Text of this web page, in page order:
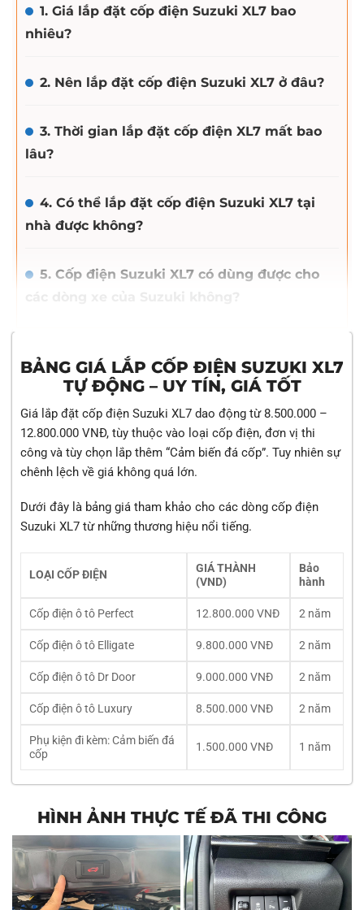
1. Giá lắp đặt cốp điện Suzuki XL7 bao
nhiêu?
2. Nên lắp đặt cốp điện Suzuki XL7 ở đâu?
3. Thời gian lắp đặt cốp điện XL7 mất bao
lâu?
4. Có thể lắp đặt cốp điện Suzuki XL7 tại
nhà được không?
5. Cốp điện Suzuki XL7 có dùng được cho
BẢNG GIÁ LẮP CỐP ĐIỆN SUZUKI XL7
TỰ ĐỘNG – UY TÍN, GIÁ TỐT
Giá lắp đặt cốp điện Suzuki XL7 dao động từ 8.500.000 –
12.800.000 VNĐ, tùy thuộc vào loại cốp điện, đơn vị thi
công và tùy chọn lắp thêm “Cảm biến đá cốp”. Tuy nhiên sự
chênh lệch về giá không quá lớn.
Dưới đây là bảng giá tham khảo cho các dòng cốp điện
Suzuki XL7 từ những thương hiệu nổi tiếng.
LOẠI CỐP ĐIỆN
GIÁ THÀNH
(VND)
Bảo
hành
Cốp điện ô tô Perfect 12.800.000 VNĐ 2 năm
Cốp điện ô tô Elligate 9.800.000 VNĐ 2 năm
Cốp điện ô tô Dr Door 9.000.000 VNĐ 2 năm
Cốp điện ô tô Luxury 8.500.000 VNĐ 2 năm
Phụ kiện đi kèm: Cảm biến đá
cốp
1.500.000 VNĐ 1 năm
HÌNH ẢNH THỰC TẾ ĐÃ THI CÔNG